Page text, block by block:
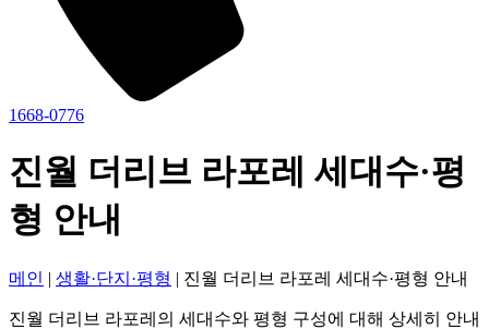
1668-0776
진월 더리브 라포레 세대수·평
형 안내
메인 | 생활·단지·평형 | 진월 더리브 라포레 세대수·평형 안내
진월 더리브 라포레의 세대수와 평형 구성에 대해 상세히 안내